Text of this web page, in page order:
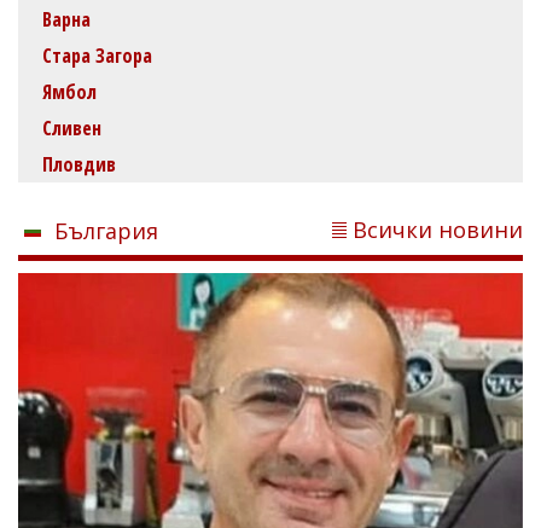
Варна
Стара Загора
Ямбол
Сливен
Пловдив
България Всички новини